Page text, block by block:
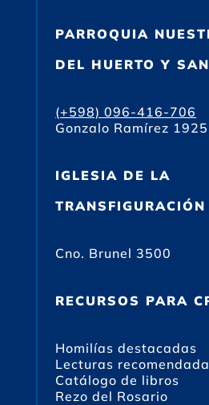
PARROQUIA
DEL HUERTO Y
(+598) 096-416-706
Gonzalo Ramírez 1925
IGLESIA DE LA
Cno. Brunel 3500
RECURSOS PARA
Homilías destacadas
Lecturas
Catálogo de libros
Rezo del Rosario